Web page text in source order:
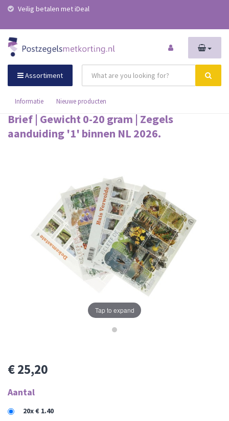
Veilig betalen met iDeal
Assortiment
Informatie Nieuwe producten
Brief | Gewicht 0-20 gram | Zegels
aanduiding '1' binnen NL 2026.
Tap to expand
€ 25,20
Aantal
20x € 1.40